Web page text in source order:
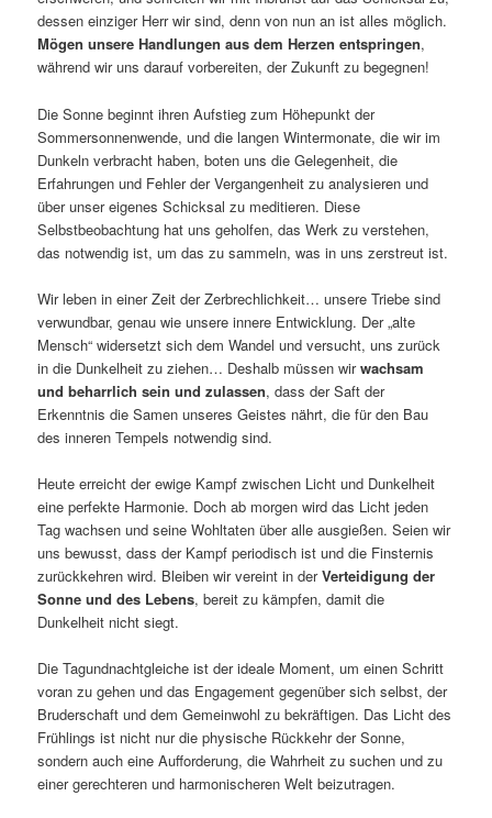
dessen einziger Herr wir sind, denn von nun an ist alles möglich.
Mögen unsere Handlungen aus dem Herzen entspringen,
während wir uns darauf vorbereiten, der Zukunft zu begegnen!
Die Sonne beginnt ihren Aufstieg zum Höhepunkt der
Sommersonnenwende, und die langen Wintermonate, die wir im
Dunkeln verbracht haben, boten uns die Gelegenheit, die
Erfahrungen und Fehler der Vergangenheit zu analysieren und
über unser eigenes Schicksal zu meditieren. Diese
Selbstbeobachtung hat uns geholfen, das Werk zu verstehen,
das notwendig ist, um das zu sammeln, was in uns zerstreut ist.
Wir leben in einer Zeit der Zerbrechlichkeit… unsere Triebe sind
verwundbar, genau wie unsere innere Entwicklung. Der „alte
Mensch“ widersetzt sich dem Wandel und versucht, uns zurück
in die Dunkelheit zu ziehen… Deshalb müssen wirwachsam
und beharrlich sein und zulassen, dass der Saft der
Erkenntnis die Samen unseres Geistes nährt, die für den Bau
des inneren Tempels notwendig sind.
Heute erreicht der ewige Kampf zwischen Licht und Dunkelheit
eine perfekte Harmonie. Doch ab morgen wird das Licht jeden
Tag wachsen und seine Wohltaten über alle ausgießen. Seien wir
uns bewusst, dass der Kampf periodisch ist und die Finsternis
zurückkehren wird. Bleiben wir vereint in derVerteidigung der
Sonne und des Lebens, bereit zu kämpfen, damit die
Dunkelheit nicht siegt.
Die Tagundnachtgleiche ist der ideale Moment, um einen Schritt
voran zu gehen und das Engagement gegenüber sich selbst, der
Bruderschaft und dem Gemeinwohl zu bekräftigen. Das Licht des
Frühlings ist nicht nur die physische Rückkehr der Sonne,
sondern auch eine Aufforderung, die Wahrheit zu suchen und zu
einer gerechteren und harmonischeren Welt beizutragen.